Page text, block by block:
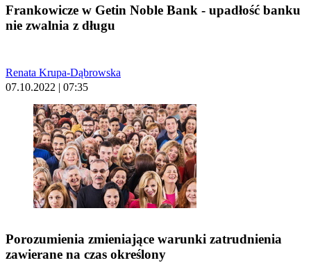
Frankowicze w Getin Noble Bank - upadłość banku
nie zwalnia z długu
Renata Krupa-Dąbrowska
07.10.2022 | 07:35
Porozumienia zmieniające warunki zatrudnienia
zawierane na czas określony